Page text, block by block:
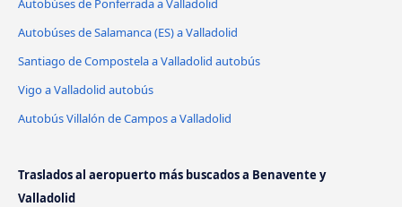
Autobúses de Ponferrada a Valladolid
Autobúses de Salamanca (ES) a Valladolid
Santiago de Compostela a Valladolid autobús
Vigo a Valladolid autobús
Autobús Villalón de Campos a Valladolid
Traslados al aeropuerto más buscados a Benavente y
Valladolid